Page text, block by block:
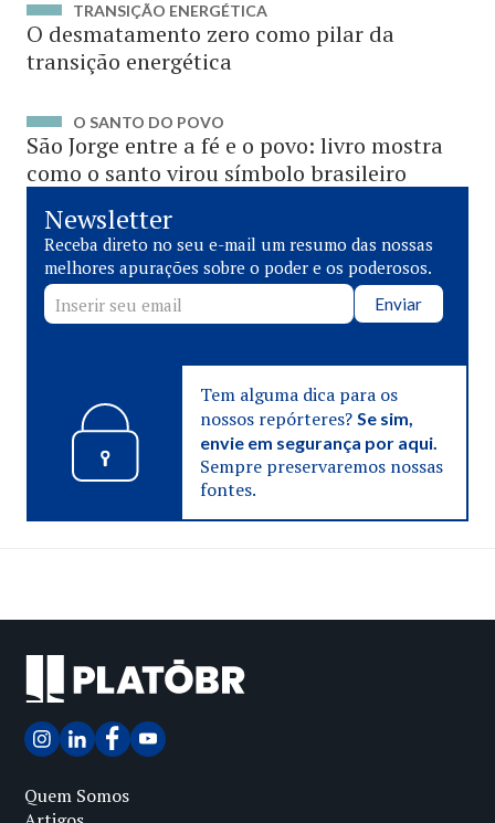
TRANSIÇÃO ENERGÉTICA
O desmatamento zero como pilar da
transição energética
O SANTO DO POVO
São Jorge entre a fé e o povo: livro mostra
como o santo virou símbolo brasileiro
Newsletter
Receba direto no seu e-mail um resumo das nossas
melhores apurações sobre o poder e os poderosos.
Enviar
Tem alguma dica para os
nossos repórteres? Se sim,
envie em segurança por aqui.
Sempre preservaremos nossas
fontes.
Quem Somos